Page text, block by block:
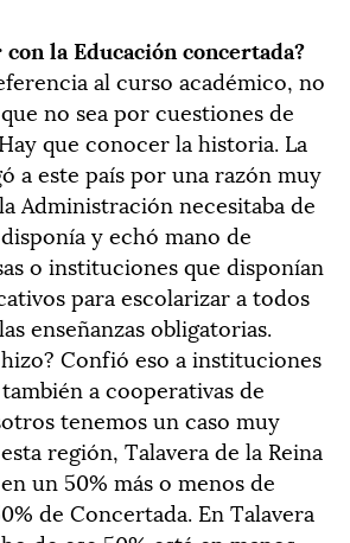
con la Educación concertada?
al curso académico, no
no sea por cuestiones de
que conocer la historia. La
a este país por una razón muy
Administración necesitaba de
y echó mano de
o instituciones que disponían
para escolarizar a todos
enseñanzas obligatorias.
Confió eso a instituciones
a cooperativas de
tenemos un caso muy
región, Talavera de la Reina
un 50% más o menos de
de Concertada. En Talavera